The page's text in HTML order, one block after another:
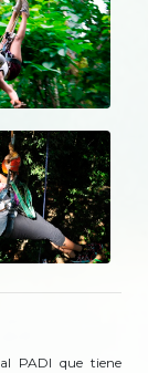
PADI que tiene